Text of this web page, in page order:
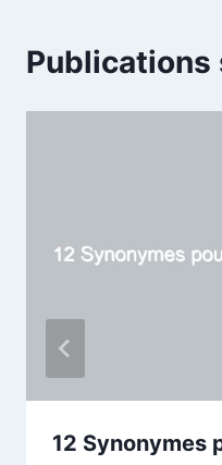
Publications
12 Synonymes